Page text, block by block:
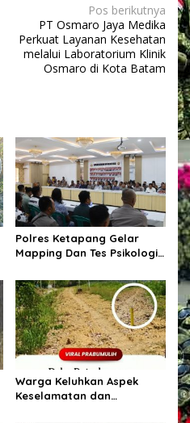
Pos berikutnya
PT Osmaro Jaya Medika
Perkuat Layanan Kesehatan
melalui Laboratorium Klinik
Osmaro di Kota Batam
Polres Ketapang Gelar
Mapping Dan Tes Psikologi
Organik Bersama
Bagpsikologi Ro SDM Polda
Kalbar
Warga Keluhkan Aspek
Keselamatan dan